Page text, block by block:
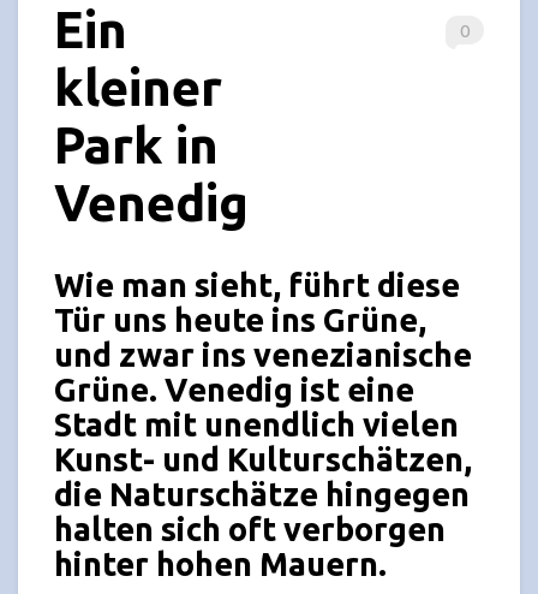
0
Ein
kleiner
Park in
Venedig
Wie man sieht, führt diese
Tür uns heute ins Grüne,
und zwar ins venezianische
Grüne. Venedig ist eine
Stadt mit unendlich vielen
Kunst- und Kulturschätzen,
die Naturschätze hingegen
halten sich oft verborgen
hinter hohen Mauern.